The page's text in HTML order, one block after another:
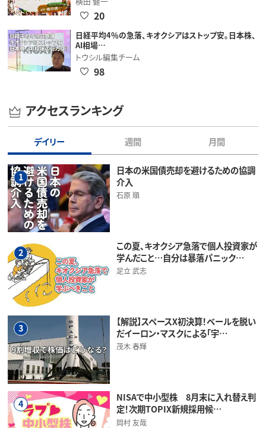
20
日経平均4％の急落、キオクシアはストップ安。日本株、
AI相場…
トウシル編集チーム
98
アクセスランキング
デイリー 週間 月間
1
日本の米国債売却を避けるための協調
介入
石原 順
2
この夏、キオクシア急落で個人投資家が
学んだこと…自分は暴落パニック…
足立 武志
3
【解説】スペースX初決算！ベールを脱い
だイーロン・マスクによる「宇…
茂木 春輝
4
NISAで中小型株 8月末に入れ替え判
定！次期TOPIX新規採用候…
岡村 友哉